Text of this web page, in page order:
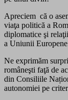
Apreciem că o
viaţa politică a
diplomatice şi
a Uniunii
Ne exprimăm
româneşti faţă de
din Consiliile
autonomiei pe